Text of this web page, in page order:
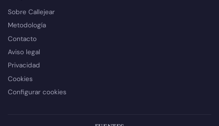
Sobre Callejear
Metodología
Contacto
Aviso legal
Privacidad
Cookies
Configurar cookies